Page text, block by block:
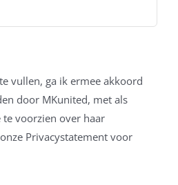
vullen, ga ik ermee akkoord
door MKunited, met als
voorzien over haar
Privacystatement voor